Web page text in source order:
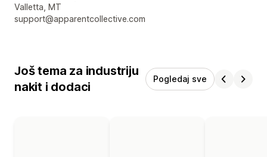
Podaci za kontakt dizajnera
Valletta, MT
support@apparentcollective.com
Još tema za industriju
nakit i dodaci
Pogledaj sve